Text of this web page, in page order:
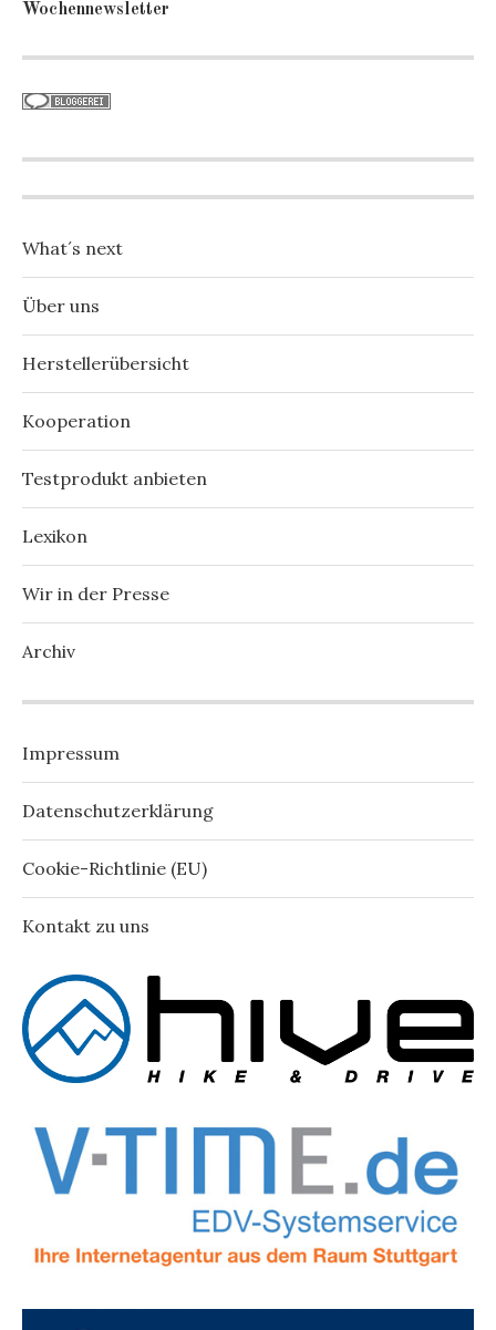
Wochennewsletter
What´s next
Über uns
Herstellerübersicht
Kooperation
Testprodukt anbieten
Lexikon
Wir in der Presse
Archiv
Impressum
Datenschutzerklärung
Cookie-Richtlinie (EU)
Kontakt zu uns